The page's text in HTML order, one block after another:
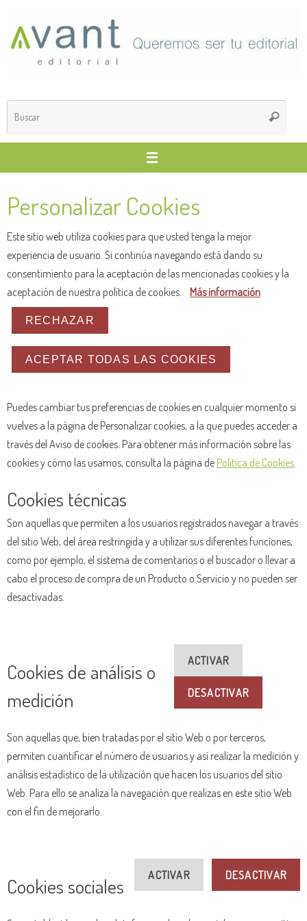
contenido
Buscar
Personalizar Cookies
Este sitio web utiliza cookies para que usted tenga la mejor
experiencia de usuario. Si continúa navegando está dando su
consentimiento para la aceptación de las mencionadas cookies y la
aceptación de nuestra política de cookies. Más información
RECHAZAR
ACEPTAR TODAS LAS COOKIES
Puedes cambiar tus preferencias de cookies en cualquier momento si
vuelves a la página de Personalizar cookies, a la que puedes acceder a
través del Aviso de cookies. Para obtener más información sobre las
cookies y cómo las usamos, consulta la página dePolítica de Cookies
Cookies técnicas
Son aquellas que permiten a los usuarios registrados navegar a través
del sitio Web, del área restringida y a utilizar sus diferentes funciones,
como por ejemplo, el sistema de comentarios o el buscador o llevar a
cabo el proceso de compra de un Producto o Servicio y no pueden ser
desactivadas.
Cookies de análisis o
medición
ACTIVAR
DESACTIVAR
Son aquellas que, bien tratadas por el sitio Web o por terceros,
permiten cuantificar el número de usuarios y así realizar la medición y
análisis estadístico de la utilización que hacen los usuarios del sitio
Web. Para ello se analiza la navegación que realizas en este sitio Web
con el fin de mejorarlo.
Cookies sociales ACTIVAR DESACTIVAR